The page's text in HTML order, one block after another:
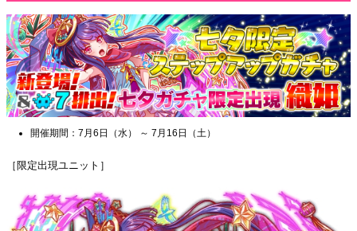
開催期間：7月6日（水） ～ 7月16日（土）
［限定出現ユニット］